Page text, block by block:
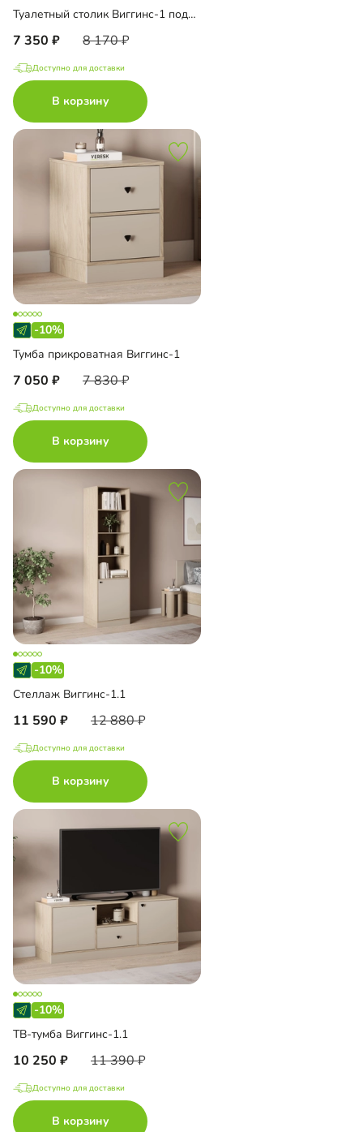
Туалетный столик Виггинс-1 подвесной
7 350 8 170
Доступно для доставки
В корзину
-10%
Тумба прикроватная Виггинс-1
7 050 7 830
Доступно для доставки
В корзину
-10%
Стеллаж Виггинс-1.1
11 590 12 880
Доступно для доставки
В корзину
-10%
ТВ-тумба Виггинс-1.1
10 250 11 390
Доступно для доставки
В корзину